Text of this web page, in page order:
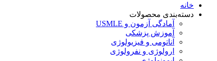
خانه
دسته‌بندی محصولات
آمادگی آزمون و USMLE
آموزش پزشکی
آناتومی و فیزیولوژی
ارولوژی و نفرولوژی